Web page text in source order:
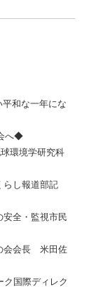
和な一年にな
へ◆
環境学研究科
らし報道部記
全・監視市民
会会長 米田佐
国際ディレク